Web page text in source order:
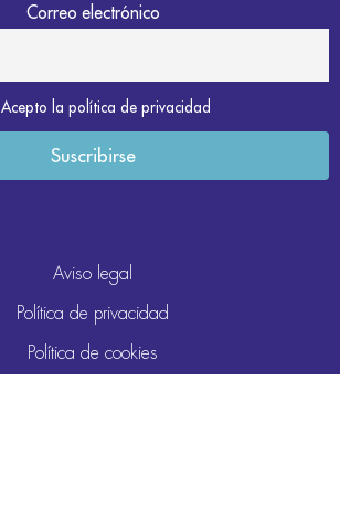
Correo electrónico
Acepto la política de privacidad
Aviso legal
Política de privacidad
Política de cookies